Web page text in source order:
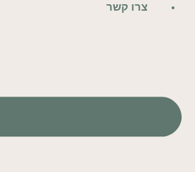
צרו קשר